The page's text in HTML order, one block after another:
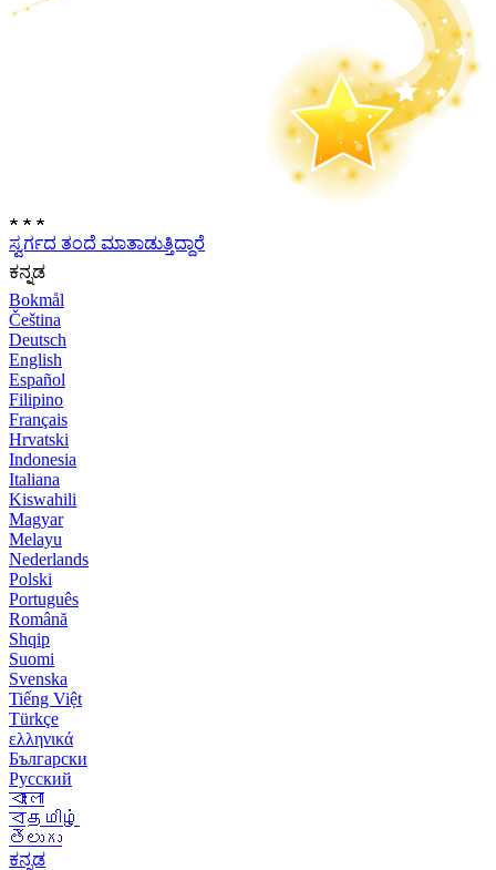
★ ★ ★
ಸ್ವರ್ಗದ ತಂದೆ ಮಾತಾಡುತ್ತಿದ್ದಾರೆ
ಕನ್ನಡ
Bokmål
Čeština
Deutsch
English
Español
Filipino
Français
Hrvatski
Indonesia
Italiana
Kiswahili
Magyar
Melayu
Nederlands
Polski
Português
Română
Shqip
Suomi
Svenska
Tiếng Việt
Türkçe
ελληνικά
Български
Русский
বাংলা
বதமிழ்
తెలుగు
ಕನ್ನಡ